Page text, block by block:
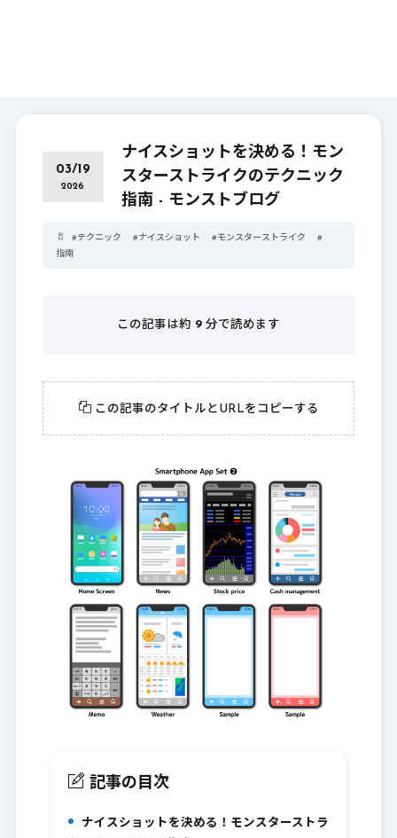
03/19
2026
ナイスショットを決める！モン
スターストライクのテクニック
指南 - モンストブログ
#テクニック #ナイスショット #モンスターストライク
#
指南
この記事は約 9 分で読めます
この記事のタイトルとURLをコピーする
記事の目次
ナイスショットを決める！モンスターストラ